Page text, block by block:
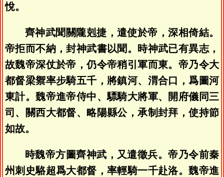
悅。
齊神武聞關隴剋捷，遣使於帝，深相倚結。
帝拒而不納，封神武書以聞。時神武已有異志，
故魏帝深仗於帝，仍令帝稍引軍而東。帝乃令大
都督梁禦率步騎五千，將鎮河、渭合口，爲圖河
東計。魏帝進帝侍中、驃騎大將軍、開府儀同三
司、關西大都督、略陽縣公，承制封拜，使持節
如故。
時魏帝方圖齊神武，又遣徵兵。帝乃令前秦
州刺史駱超爲大都督，率輕騎一千赴洛。魏帝進